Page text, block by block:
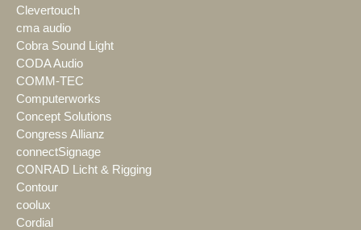
Clevertouch
cma audio
Cobra Sound Light
CODA Audio
COMM-TEC
Computerworks
Concept Solutions
Congress Allianz
connectSignage
CONRAD Licht & Rigging
Contour
coolux
Cordial